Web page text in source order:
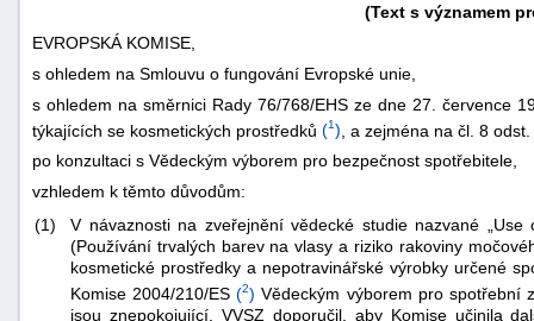
(Text s významem
EVROPSKÁ KOMISE,
s ohledem na Smlouvu o fungování Evropské unie,
s ohledem na směrnici Rady 76/768/EHS ze dne 27. července
týkajících se kosmetických prostředků (1) , a zejména na čl. 8
po konzultaci s Vědeckým výborem pro bezpečnost spotřebitele,
vzhledem k těmto důvodům:
(1)
V návaznosti na zveřejnění vědecké studie nazvané
(Používání trvalých barev na vlasy a riziko rakoviny
kosmetické prostředky a nepotravinářské výrobky určené
Komise 2004/210/ES (2) Vědeckým výborem pro spotřební
jsou znepokojující. VVSZ doporučil, aby Komise učinila
škody